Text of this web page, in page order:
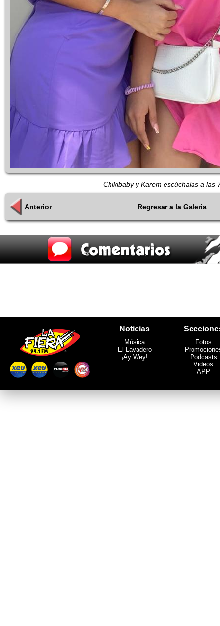
Chikibaby y Karem escúchalas a las
Anterior Regresar a la Galeria
Noticias
Música
El Lavadero
¡Ay Wey!
Fotos
Podcasts
Videos
APP